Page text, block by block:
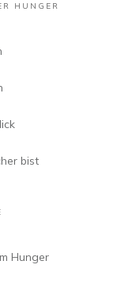
HUNGER
bist
Hunger